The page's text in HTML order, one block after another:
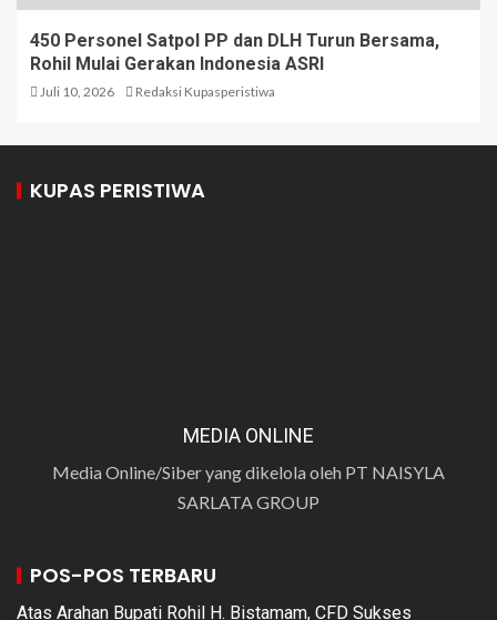
450 Personel Satpol PP dan DLH Turun Bersama,
Rohil Mulai Gerakan Indonesia ASRI
Juli 10, 2026 Redaksi Kupasperistiwa
KUPAS PERISTIWA
MEDIA ONLINE
Media Online/Siber yang dikelola oleh PT NAISYLA
SARLATA GROUP
POS-POS TERBARU
Atas Arahan Bupati Rohil H. Bistamam, CFD Sukses